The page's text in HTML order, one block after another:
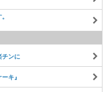
チンに
キ』